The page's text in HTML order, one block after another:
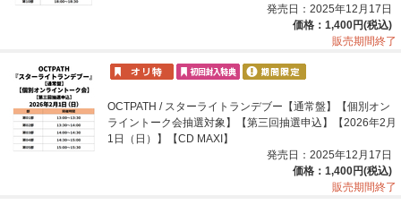
発売日：2025年12月17日
価格：1,400円(税込)
販売期間終了
OCTPATH / スターライトランデブー【通常盤】【個別オン
ライントーク会抽選対象】【第三回抽選申込】【2026年2月
1日（日）】【CD MAXI】
発売日：2025年12月17日
価格：1,400円(税込)
販売期間終了